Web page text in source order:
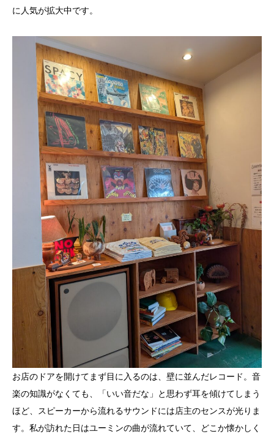
に人気が拡大中です。
お店のドアを開けてまず目に入るのは、壁に並んだレコード。音
楽の知識がなくても、「いい音だな」と思わず耳を傾けてしまう
ほど、スピーカーから流れるサウンドには店主のセンスが光りま
す。私が訪れた日はユーミンの曲が流れていて、どこか懐かしく